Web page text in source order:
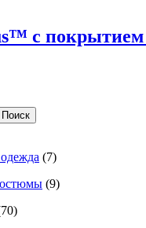
странице
товара.
несколько
вариаций.
странице
товара.
с
Поиск
(7)
(9)